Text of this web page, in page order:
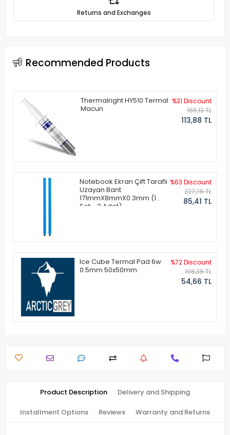
Returns and Exchanges
Recommended Products
Thermalright HY510 Termal
Macun
%31 Discount
165,13 TL
113,88 TL
Notebook Ekran Çift Taraflı
Uzayan Bant
171mmX8mmX0.3mm (1
Set - 2 Adet)
%63 Discount
227,76 TL
85,41 TL
Ice Cube Termal Pad 6w
0.5mm 50x50mm
%72 Discount
198,38 TL
54,66 TL
Product Description Delivery and Shipping
Installment Options Reviews Warranty and Returns